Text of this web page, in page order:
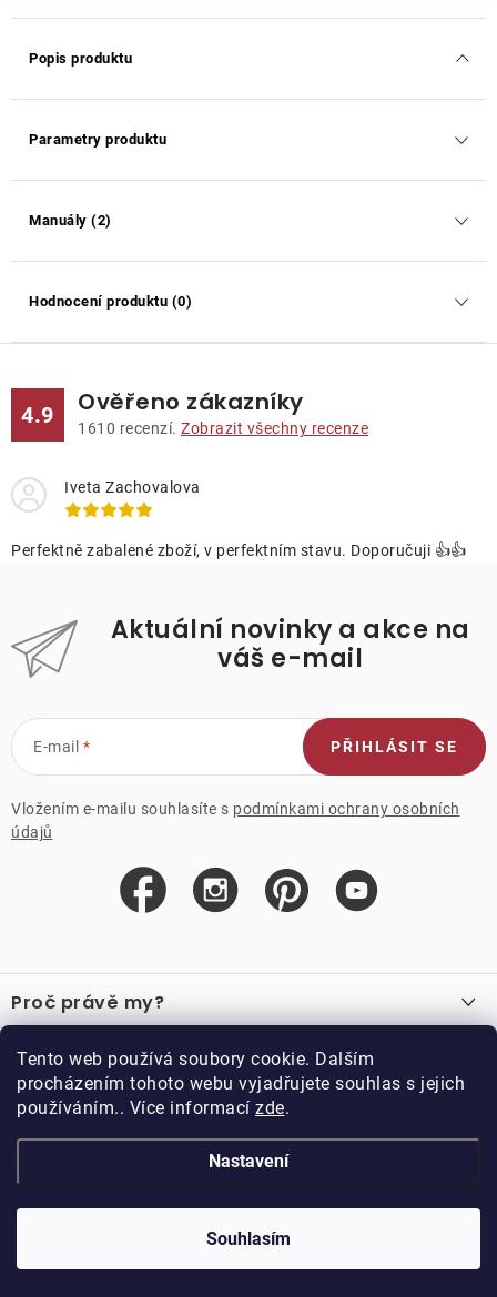
Tento web používá soubory cookie. Dalším
procházením tohoto webu vyjadřujete souhlas s jejich
používáním.. Více informací zde.
Nastavení
Souhlasím
Popis produktu
Parametry produktu
Manuály (2)
Hodnocení produktu (0)
4.9 Ověřeno zákazníky
1610 recenzí. Zobrazit všechny recenze
Iveta Zachovalova
Perfektně zabalené zboží, v perfektním stavu. Doporučuji 👍👍
Aktuální novinky a akce na
váš e-mail
E-mail
Vložením e-mailu souhlasíte s podmínkami ochrany osobních
údajů
PŘIHLÁSIT SE
á
p
a
Proč právě my?
Recenze
Důležité odkazy
Velkoobchod
Vzorková prodejna
Kariéra
Blog
O nákupu
Obchodní podmínky
Podmínky věrnostního programu
Kolekce
Doppler CZ spol. s.r.o.,
Trhové Sviny
DOPPLER CZ spol. s r.o.. Všechna práva vyhrazena.